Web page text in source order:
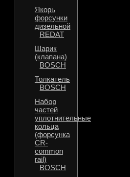
Якорь
форсунки
дизельной
REDAT
Шарик
(клапана)
BOSCH
Толкатель
BOSCH
Набор
частей
уплотнительные
кольца
(форсунка
CR-
common
rail)
BOSCH